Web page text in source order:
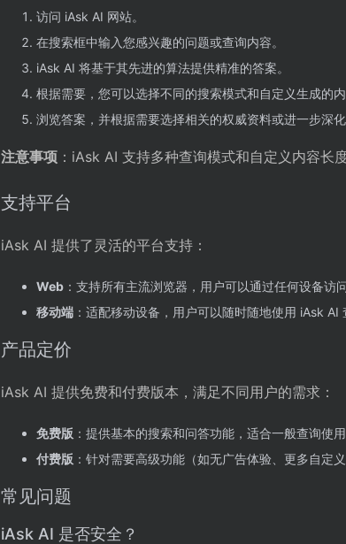
访问 iAsk AI 网站。
在搜索框中输入您感兴趣的问题或查询内容。
iAsk AI 将基于其先进的算法提供精准的答案。
根据需要，您可以选择不同的搜索模式和自定义生成的内
浏览答案，并根据需要选择相关的权威资料或进一步深化
注意事项 ：iAsk AI 支持多种查询模式和自定义内容长
支持平台
iAsk AI 提供了灵活的平台支持：
Web ：支持所有主流浏览器，用户可以通过任何设备访问
移动端 ：适配移动设备，用户可以随时随地使用 iAsk AI
产品定价
iAsk AI 提供免费和付费版本，满足不同用户的需求：
免费版 ：提供基本的搜索和问答功能，适合一般查询使用
付费版 ：针对需要高级功能（如无广告体验、更多自定
常见问题
iAsk AI 是否安全？